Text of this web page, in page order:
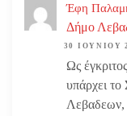
Έφη
Δήμο
30 ΙΟΥΝΊΟΥ
Ως
υπάρχει
Λεβαδεων,